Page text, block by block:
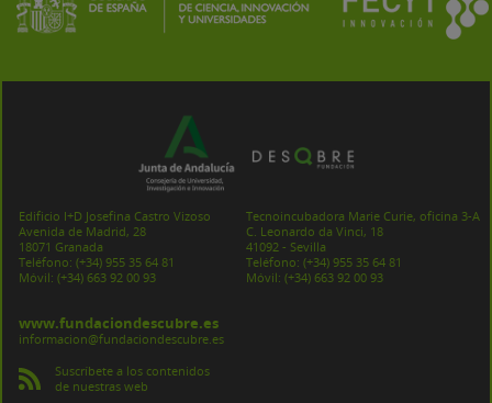
Edificio I+D Josefina Castro Vizoso
Avenida de Madrid, 28
18071 Granada
Teléfono: (+34) 955 35 64 81
Móvil: (+34) 663 92 00 93
Tecnoincubadora Marie Curie, oficina 3-A
C. Leonardo da Vinci, 18
41092 - Sevilla
Teléfono: (+34) 955 35 64 81
Móvil: (+34) 663 92 00 93
www.fundaciondescubre.es
informacion@fundaciondescubre.es
Suscríbete a los contenidos
de nuestras web